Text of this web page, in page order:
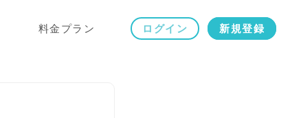
料金プラン ログイン 新規登録